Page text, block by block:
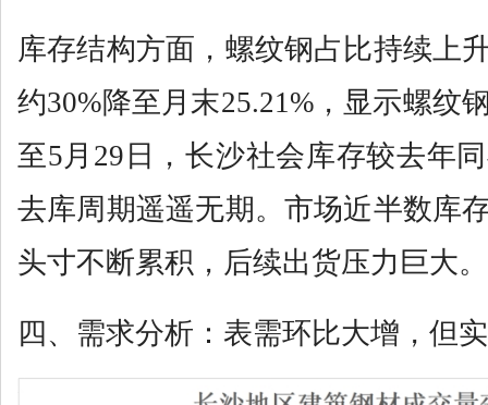
库存结构方面，螺纹钢占比持续上
约30%降至月末25.21%，显示螺纹
至5月29日，长沙社会库存较去年
去库周期遥遥无期。市场近半数库
头寸不断累积，后续出货压力巨大。
四、需求分析：表需环比大增，但